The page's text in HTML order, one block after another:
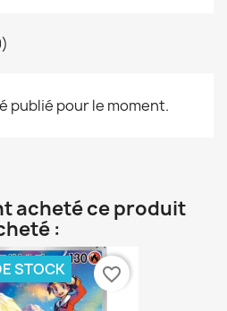
publié pour le moment.
acheté ce produit
:
STOCK favorite_border